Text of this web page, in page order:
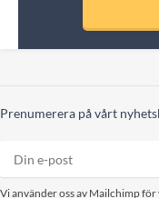
Prenumerera på vårt
Vi använder oss av Mailchimp